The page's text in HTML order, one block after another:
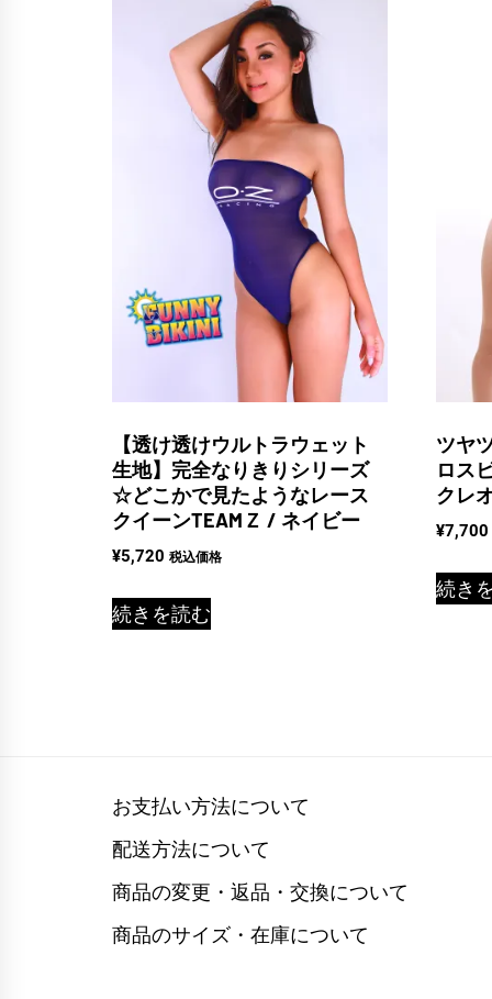
【透け透けウルトラウェット
生地】完全なりきりシリーズ
☆どこかで見たようなレース
クイーンTEAMＺ / ネイビー
¥5,720 税込価格
続きを読む
ツヤ
ロス
クレ
¥7,700
続き
お支払い方法について
配送方法について
商品の変更・返品・交換について
商品のサイズ・在庫について